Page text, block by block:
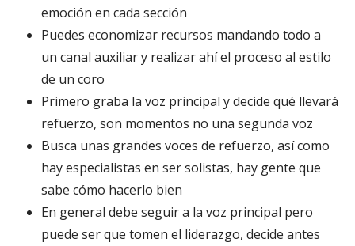
emoción en cada sección
Puedes economizar recursos mandando todo a
un canal auxiliar y realizar ahí el proceso al estilo
de un coro
Primero graba la voz principal y decide qué llevará
refuerzo, son momentos no una segunda voz
Busca unas grandes voces de refuerzo, así como
hay especialistas en ser solistas, hay gente que
sabe cómo hacerlo bien
En general debe seguir a la voz principal pero
puede ser que tomen el liderazgo, decide antes